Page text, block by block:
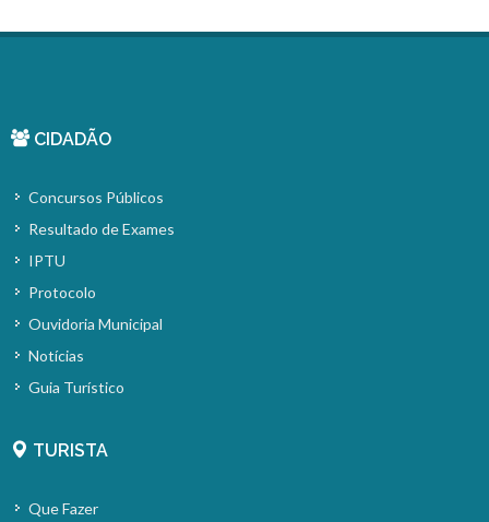
CIDADÃO
Concursos Públicos
Resultado de Exames
IPTU
Protocolo
Ouvidoria Municipal
Notícias
Guia Turístico
TURISTA
Que Fazer